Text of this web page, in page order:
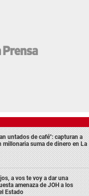
untados de café": capturan a
millonaria suma de dinero en La
a vos te voy a dar una
amenaza de JOH a los
Estado